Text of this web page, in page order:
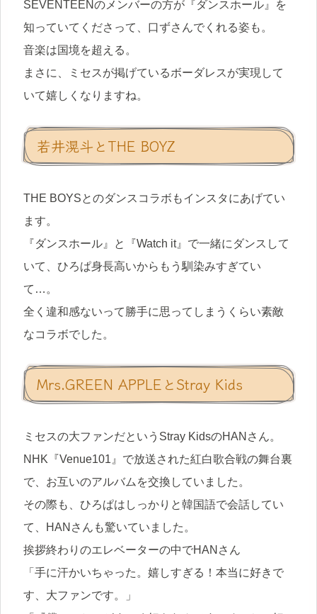
SEVENTEENのメンバーの方が『ダンスホール』を
知っていてくださって、口ずさんでくれる姿も。
音楽は国境を超える。
まさに、ミセスが掲げているボーダレスが実現して
いて嬉しくなりますね。
若井滉斗とTHE BOYZ
THE BOYSとのダンスコラボもインスタにあげてい
ます。
『ダンスホール』と『Watch it』で一緒にダンスして
いて、ひろぱ身長高いからもう馴染みすぎてい
て…。
全く違和感ないって勝手に思ってしまうくらい素敵
なコラボでした。
Mrs.GREEN APPLEとStray Kids
ミセスの大ファンだというStray KidsのHANさん。
NHK『Venue101』で放送された紅白歌合戦の舞台裏
で、お互いのアルバムを交換していました。
その際も、ひろぱはしっかりと韓国語で会話してい
て、HANさんも驚いていました。
挨拶終わりのエレベーターの中でHANさん
「手に汗かいちゃった。嬉しすぎる！本当に好きで
す、大ファンです。」